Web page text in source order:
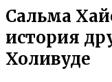
Сальма
история
Холивуде